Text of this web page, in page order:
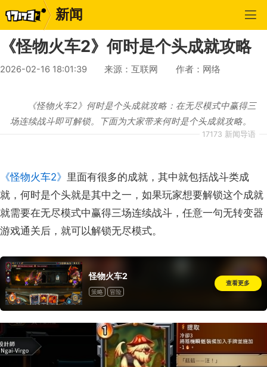
新闻
《怪物火车2》何时是个头成就攻略
2026-02-16 18:01:39 来源：互联网 作者：网络
17173 新闻导语
《怪物火车2》何时是个头成就攻略：在无尽模式中赢得三
场连续战斗即可解锁。下面为大家带来何时是个头成就攻略。
《怪物火车2》 里面有很多的成就，其中就包括战斗类成
就，何时是个头就是其中之一，如果玩家想要解锁这个成就
就需要在无尽模式中赢得三场连续战斗，任意一句无转变器
游戏通关后，就可以解锁无尽模式。
怪物火车2
策略 冒险
查看更多